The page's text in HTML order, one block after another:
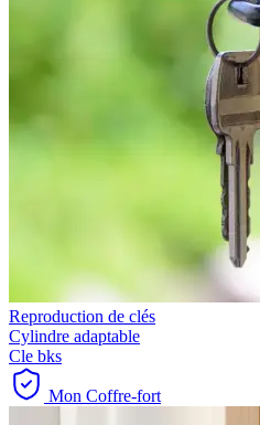
Reproduction de clés
Cylindre adaptable
Cle bks
Mon Coffre-fort